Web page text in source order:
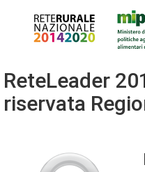
ReteLeader
riservata